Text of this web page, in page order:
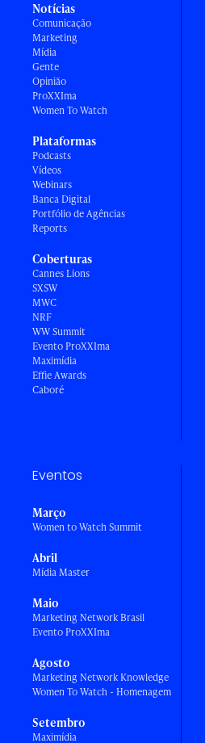
Notícias
Comunicação
Marketing
Mídia
Gente
Opinião
ProXXIma
Women To Watch
Plataformas
Podcasts
Vídeos
Webinars
Banca Digital
Portfólio de Agências
Reports
Coberturas
Cannes Lions
SXSW
MWC
NRF
WW Summit
Evento ProXXIma
Maximídia
Effie Awards
Caboré
Eventos
Março
Women to Watch Summit
Abril
Mídia Master
Maio
Marketing Network Brasil
Evento ProXXIma
Agosto
Marketing Network Knowledge
Women To Watch - Homenagem
Setembro
Maximídia